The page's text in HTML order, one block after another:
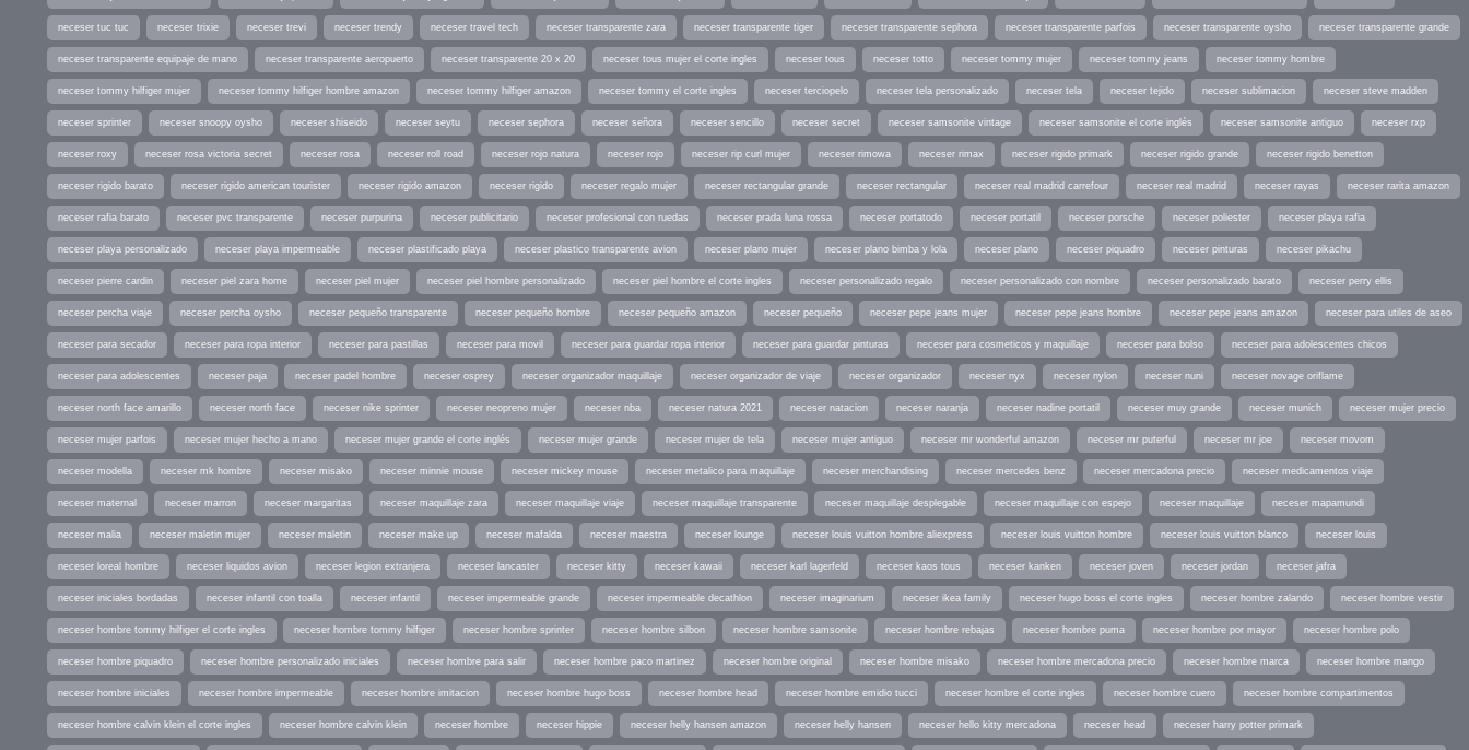
neceser tuc tuc neceser trixie neceser trevi neceser trendy neceser travel tech neceser transparente zara neceser transparente tiger neceser transparente sephora neceser transparente parfois neceser transparente oysho neceser transparente grande
neceser transparente equipaje de mano neceser transparente aeropuerto neceser transparente 20 x 20 neceser tous mujer el corte ingles neceser tous neceser totto neceser tommy mujer neceser tommy jeans neceser tommy hombre
neceser tommy hilfiger mujer neceser tommy hilfiger hombre amazon neceser tommy hilfiger amazon neceser tommy el corte ingles neceser terciopelo neceser tela personalizado neceser tela neceser tejido neceser sublimacion neceser steve madden
neceser sprinter neceser snoopy oysho neceser shiseido neceser seytu neceser sephora neceser señora neceser sencillo neceser secret neceser samsonite vintage neceser samsonite el corte inglés neceser samsonite antiguo neceser rxp
neceser roxy neceser rosa victoria secret neceser rosa neceser roll road neceser rojo natura neceser rojo neceser rip curl mujer neceser rimowa neceser rimax neceser rigido primark neceser rigido grande neceser rigido benetton
neceser rigido barato neceser rigido american tourister neceser rigido amazon neceser rigido neceser regalo mujer neceser rectangular grande neceser rectangular neceser real madrid carrefour neceser real madrid neceser rayas neceser rarita amazon
neceser rafia barato neceser pvc transparente neceser purpurina neceser publicitario neceser profesional con ruedas neceser prada luna rossa neceser portatodo neceser portatil neceser porsche neceser poliester neceser playa rafia
neceser playa personalizado neceser playa impermeable neceser plastificado playa neceser plastico transparente avion neceser plano mujer neceser plano bimba y lola neceser plano neceser piquadro neceser pinturas neceser pikachu
neceser pierre cardin neceser piel zara home neceser piel mujer neceser piel hombre personalizado neceser piel hombre el corte ingles neceser personalizado regalo neceser personalizado con nombre neceser personalizado barato neceser perry ellis
neceser percha viaje neceser percha oysho neceser pequeño transparente neceser pequeño hombre neceser pequeño amazon neceser pequeño neceser pepe jeans mujer neceser pepe jeans hombre neceser pepe jeans amazon neceser para utiles de aseo
neceser para secador neceser para ropa interior neceser para pastillas neceser para movil neceser para guardar ropa interior neceser para guardar pinturas neceser para cosmeticos y maquillaje neceser para bolso neceser para adolescentes chicos
neceser para adolescentes neceser paja neceser padel hombre neceser osprey neceser organizador maquillaje neceser organizador de viaje neceser organizador neceser nyx neceser nylon neceser nuni neceser novage oriflame
neceser north face amarillo neceser north face neceser nike sprinter neceser neopreno mujer neceser nba neceser natura 2021 neceser natacion neceser naranja neceser nadine portatil neceser muy grande neceser munich neceser mujer precio
neceser mujer parfois neceser mujer hecho a mano neceser mujer grande el corte inglés neceser mujer grande neceser mujer de tela neceser mujer antiguo neceser mr wonderful amazon neceser mr puterful neceser mr joe neceser movom
neceser modella neceser mk hombre neceser misako neceser minnie mouse neceser mickey mouse neceser metalico para maquillaje neceser merchandising neceser mercedes benz neceser mercadona precio neceser medicamentos viaje
neceser maternal neceser marron neceser margaritas neceser maquillaje zara neceser maquillaje viaje neceser maquillaje transparente neceser maquillaje desplegable neceser maquillaje con espejo neceser maquillaje neceser mapamundi
neceser malia neceser maletin mujer neceser maletin neceser make up neceser mafalda neceser maestra neceser lounge neceser louis vuitton hombre aliexpress neceser louis vuitton hombre neceser louis vuitton blanco neceser louis
neceser loreal hombre neceser liquidos avion neceser legion extranjera neceser lancaster neceser kitty neceser kawaii neceser karl lagerfeld neceser kaos tous neceser kanken neceser joven neceser jordan neceser jafra
neceser iniciales bordadas neceser infantil con toalla neceser infantil neceser impermeable grande neceser impermeable decathlon neceser imaginarium neceser ikea family neceser hugo boss el corte ingles neceser hombre zalando neceser hombre vestir
neceser hombre tommy hilfiger el corte ingles neceser hombre tommy hilfiger neceser hombre sprinter neceser hombre silbon neceser hombre samsonite neceser hombre rebajas neceser hombre puma neceser hombre por mayor neceser hombre polo
neceser hombre piquadro neceser hombre personalizado iniciales neceser hombre para salir neceser hombre paco martinez neceser hombre original neceser hombre misako neceser hombre mercadona precio neceser hombre marca neceser hombre mango
neceser hombre iniciales neceser hombre impermeable neceser hombre imitacion neceser hombre hugo boss neceser hombre head neceser hombre emidio tucci neceser hombre el corte ingles neceser hombre cuero neceser hombre compartimentos
neceser hombre calvin klein el corte ingles neceser hombre calvin klein neceser hombre neceser hippie neceser helly hansen amazon neceser helly hansen neceser hello kitty mercadona neceser head neceser harry potter primark